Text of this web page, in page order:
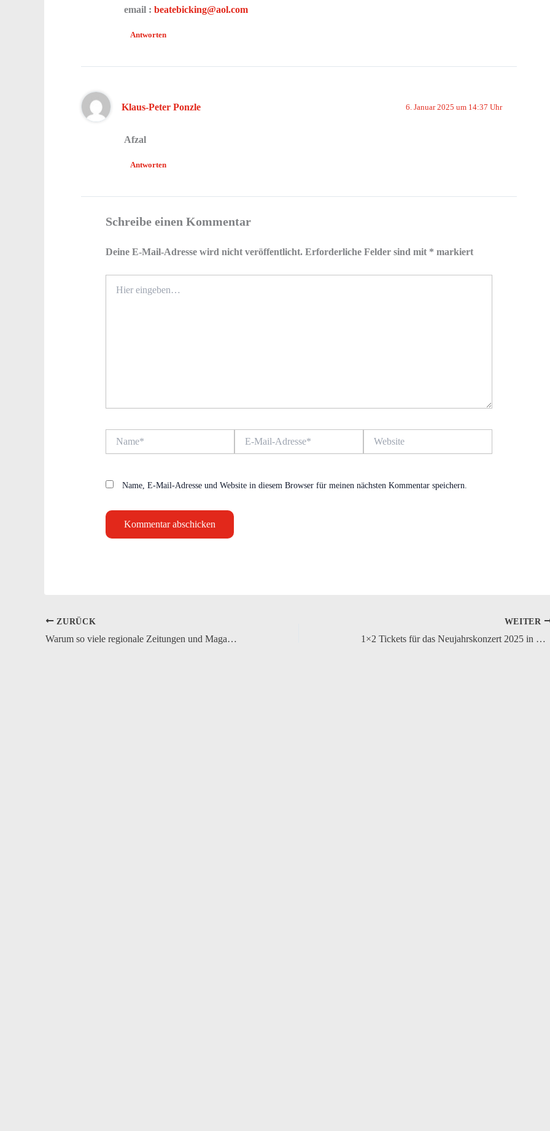
email : beatebicking@aol.com
Antworten
Klaus-Peter Ponzle 6. Januar 2025 um 14:37 Uhr
Afzal
Antworten
Schreibe einen Kommentar
Deine E-Mail-Adresse wird nicht veröffentlicht. Erforderliche Felder sind mit * markiert
eingeben…
Mail-
Name, E-Mail-Adresse und Website in diesem Browser für meinen nächsten Kommentar speichern.
ZURÜCK
Warum so viele regionale Zeitungen und Magazine sterben
WEITER
1×2 Tickets für das Neujahrskonzert 2025 in Wetter zu gewinnen